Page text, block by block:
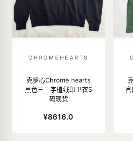
CHROMEHEARTS
克罗心Chrome hearts
黑色三十字植绒印卫衣S
码现货
¥8616.0